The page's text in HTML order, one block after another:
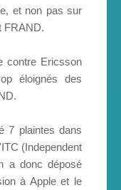
et non pas sur
FRAND.
contre Ericsson
éloignés des
7 plaintes dans
(Independent
a donc déposé
à Apple et le